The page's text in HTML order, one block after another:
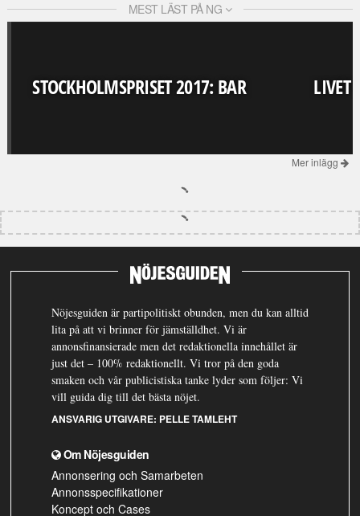
MEST LÄST PÅ NG
STOCKHOLMSPRISET 2017: BAR LIVET
Mer inlägg
Nöjesguiden är partipolitiskt obunden, men du kan alltid
lita på att vi brinner för jämställdhet. Vi är
annonsfinansierade men det redaktionella innehållet är
just det – 100% redaktionellt. Vi tror på den goda
smaken och vår publicistiska tanke lyder som följer: Vi
vill guida dig till det bästa nöjet.
ANSVARIG UTGIVARE: PELLE TAMLEHT
Om Nöjesguiden
Annonsering och Samarbeten
Annonsspecifikationer
Koncept och Cases